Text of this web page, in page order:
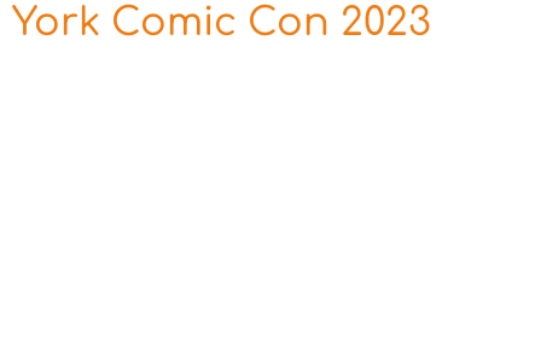
York Comic Con 2023